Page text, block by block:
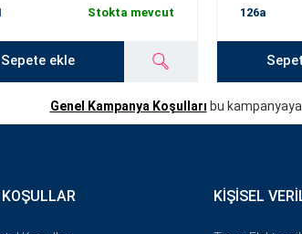
Stokta mevcut
Sepete ekle
126a
Genel Kampanya Koşulları bu kampanyaya
KIŞISEL